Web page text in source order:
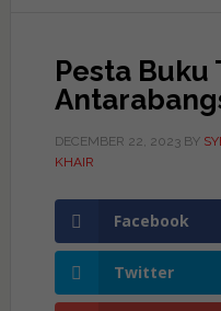
Pesta Buku
DECEMBER 22, 2023BY
KHAIR
Facebook
Twitter